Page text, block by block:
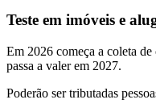
Teste em imóveis e
Em 2026 começa a coleta
passa a valer em 2027.
Poderão ser tributadas